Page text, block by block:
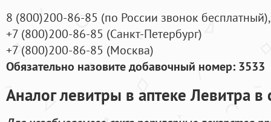
8 (800)200-86-85 (по России звонок бесплатный),
+7 (800)200-86-85 (Санкт-Петербург)
+7 (800)200-86-85 (Москва)
Обязательно назовите добавочный номер: 3533
Аналог левитры в аптеке Левитра в